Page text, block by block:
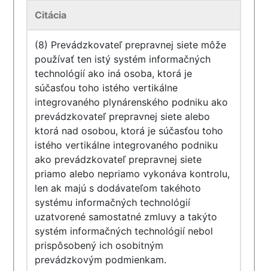
Citácia
(8) Prevádzkovateľ prepravnej siete môže
používať ten istý systém informačných
technológií ako iná osoba, ktorá je
súčasťou toho istého vertikálne
integrovaného plynárenského podniku ako
prevádzkovateľ prepravnej siete alebo
ktorá nad osobou, ktorá je súčasťou toho
istého vertikálne integrovaného podniku
ako prevádzkovateľ prepravnej siete
priamo alebo nepriamo vykonáva kontrolu,
len ak majú s dodávateľom takéhoto
systému informačných technológií
uzatvorené samostatné zmluvy a takýto
systém informačných technológií nebol
prispôsobený ich osobitným
prevádzkovým podmienkam.